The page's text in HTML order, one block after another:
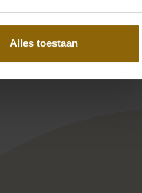
Alles toestaan
Pinterest
Ramona